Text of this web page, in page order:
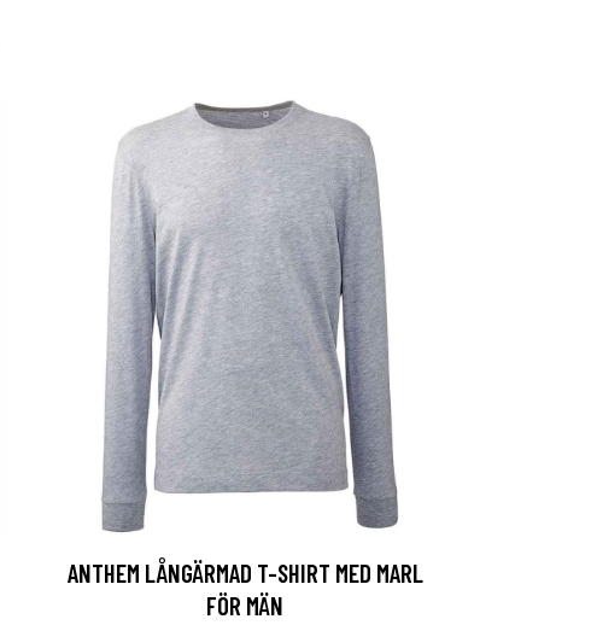
ANTHEM LÅNGÄRMAD T-SHIRT MED MARL
FÖR MÄN